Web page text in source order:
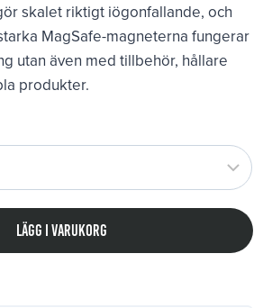
skalet riktigt iögonfallande, och
MagSafe-magneterna fungerar
utan även med tillbehör, hållare
produkter.
Lägg i varukorg